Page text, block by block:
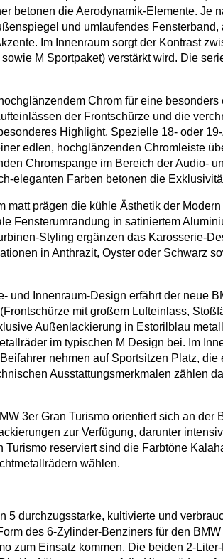
betonen die Aerodynamik-Elemente.
und umlaufendes
Im Innenraum sorgt der Kontrast
M Sportpaket) verstärkt wird. Die
Chrom für eine
der Frontschürze und die
Highlight. Spezielle 18- oder
edlen, hochglänzenden Chromleiste
Chromspange im Bereich der
eleganten Farben betonen die
matt prägen die kühle Ästhetik der
Fensterumrandung in satiniertem
Styling ergänzen das Karosserie-
in Anthrazit, Oyster oder Schwarz
und Innenraum-Design erfährt der neue
mit großem Lufteinlass,
Außenlackierung in Estorilblau
im typischen M Design bei. Im
nehmen auf Sportsitzen Platz,
Ausstattungsmerkmalen zählen
3er Gran Turismo orientiert sich an
zur Verfügung, darunter
reserviert sind die Farbtöne
wählen.
5 durchzugsstarke, kultivierte und
des 6-Zylinder-Benziners für den
zum Einsatz kommen. Die beiden 2-